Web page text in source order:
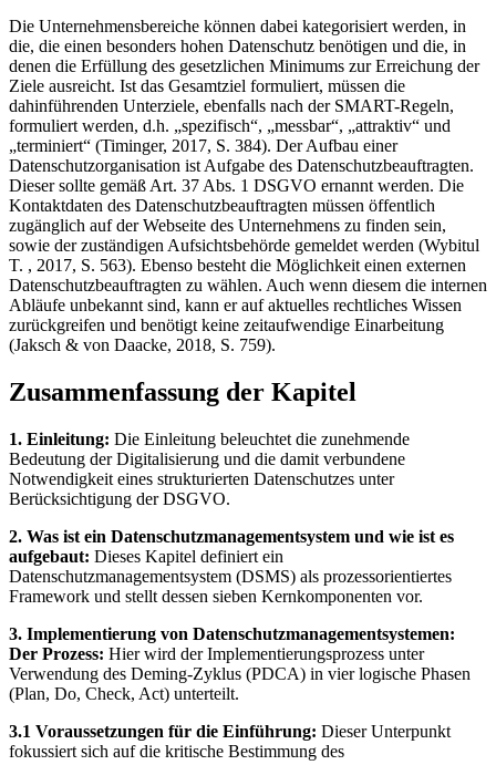
Die Unternehmensbereiche können dabei kategorisiert werden, in
die, die einen besonders hohen Datenschutz benötigen und die, in
denen die Erfüllung des gesetzlichen Minimums zur Erreichung der
Ziele ausreicht. Ist das Gesamtziel formuliert, müssen die
dahinführenden Unterziele, ebenfalls nach der SMART-Regeln,
formuliert werden, d.h. „spezifisch“, „messbar“, „attraktiv“ und
„terminiert“ (Timinger, 2017, S. 384). Der Aufbau einer
Datenschutzorganisation ist Aufgabe des Datenschutzbeauftragten.
Dieser sollte gemäß Art. 37 Abs. 1 DSGVO ernannt werden. Die
Kontaktdaten des Datenschutzbeauftragten müssen öffentlich
zugänglich auf der Webseite des Unternehmens zu finden sein,
sowie der zuständigen Aufsichtsbehörde gemeldet werden (Wybitul
T. , 2017, S. 563). Ebenso besteht die Möglichkeit einen externen
Datenschutzbeauftragten zu wählen. Auch wenn diesem die internen
Abläufe unbekannt sind, kann er auf aktuelles rechtliches Wissen
zurückgreifen und benötigt keine zeitaufwendige Einarbeitung
(Jaksch & von Daacke, 2018, S. 759).
Zusammenfassung der Kapitel
1. Einleitung: Die Einleitung beleuchtet die zunehmende
Bedeutung der Digitalisierung und die damit verbundene
Notwendigkeit eines strukturierten Datenschutzes unter
Berücksichtigung der DSGVO.
2. Was ist ein Datenschutzmanagementsystem und wie ist es
aufgebaut: Dieses Kapitel definiert ein
Datenschutzmanagementsystem (DSMS) als prozessorientiertes
Framework und stellt dessen sieben Kernkomponenten vor.
3. Implementierung von Datenschutzmanagementsystemen:
Der Prozess: Hier wird der Implementierungsprozess unter
Verwendung des Deming-Zyklus (PDCA) in vier logische Phasen
(Plan, Do, Check, Act) unterteilt.
3.1 Voraussetzungen für die Einführung: Dieser Unterpunkt
fokussiert sich auf die kritische Bestimmung des